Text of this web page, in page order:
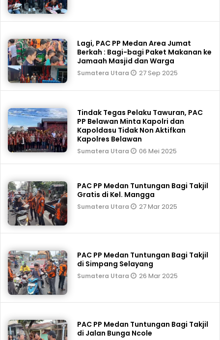
Lagi, PAC PP Medan Area Jumat
Berkah : Bagi-bagi Paket Makanan ke
Jamaah Masjid dan Warga
Sumatera Utara 27 Sep 2025
Tindak Tegas Pelaku Tawuran, PAC
PP Belawan Minta Kapolri dan
Kapoldasu Tidak Non Aktifkan
Kapolres Belawan
Sumatera Utara 06 Mei 2025
PAC PP Medan Tuntungan Bagi Takjil
Gratis di Kel. Mangga
Sumatera Utara 27 Mar 2025
PAC PP Medan Tuntungan Bagi Takjil
di Simpang Selayang
Sumatera Utara 26 Mar 2025
PAC PP Medan Tuntungan Bagi Takjil
di Jalan Bunga Ncole